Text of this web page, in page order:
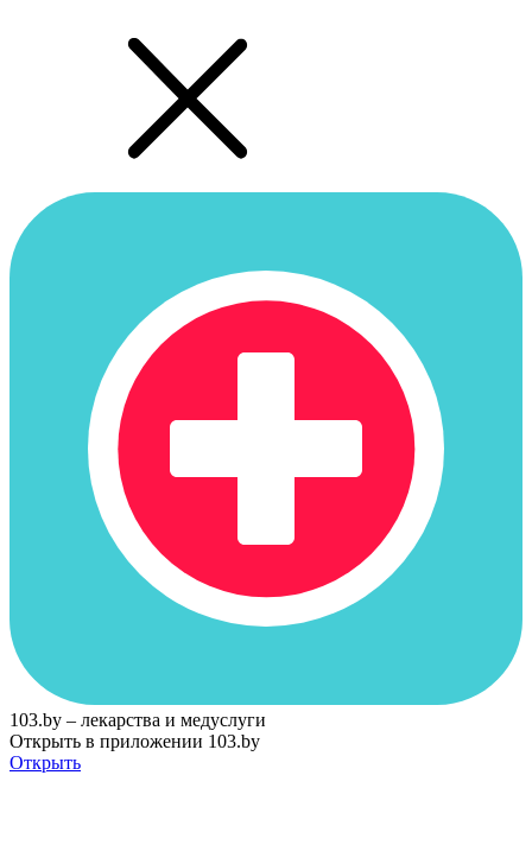
103.by – лекарства и медуслуги
Открыть в приложении 103.by
Открыть